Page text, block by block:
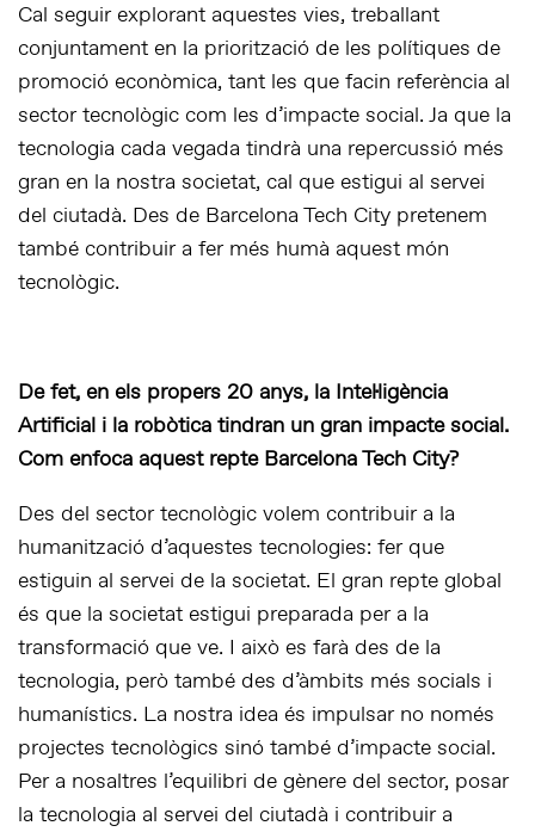
Cal seguir explorant aquestes vies, treballant
conjuntament en la priorització de les polítiques de
promoció econòmica, tant les que facin referència al
sector tecnològic com les d’impacte social. Ja que la
tecnologia cada vegada tindrà una repercussió més
gran en la nostra societat, cal que estigui al servei
del ciutadà. Des de Barcelona Tech City pretenem
també contribuir a fer més humà aquest món
tecnològic.
De fet, en els propers 20 anys, la Intel·ligència
Artificial i la robòtica tindran un gran impacte social.
Com enfoca aquest repte Barcelona Tech City?
Des del sector tecnològic volem contribuir a la
humanització d’aquestes tecnologies: fer que
estiguin al servei de la societat. El gran repte global
és que la societat estigui preparada per a la
transformació que ve. I això es farà des de la
tecnologia, però també des d’àmbits més socials i
humanístics. La nostra idea és impulsar no només
projectes tecnològics sinó també d’impacte social.
Per a nosaltres l’equilibri de gènere del sector, posar
la tecnologia al servei del ciutadà i contribuir a